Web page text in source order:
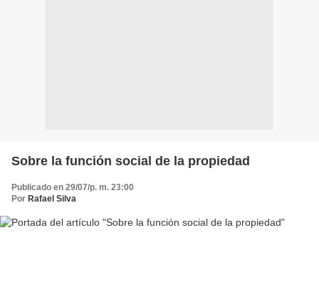
Sobre la función social de la propiedad
Publicado en 29/07/p. m. 23:00
Por Rafael Silva